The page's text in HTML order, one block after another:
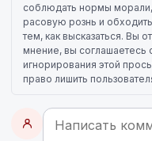
соблюдать нормы
расовую рознь и
тем, как высказаться. Вы
мнение, вы соглашаетесь
игнорирования этой
право лишить